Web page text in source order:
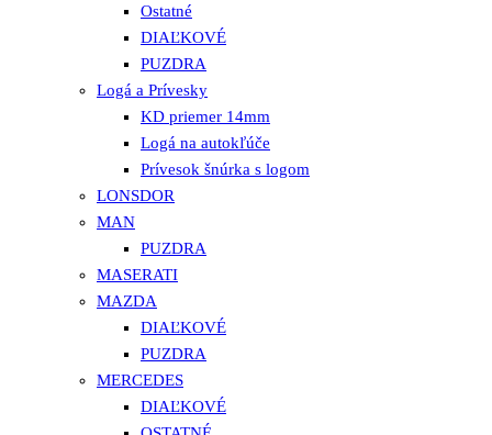
Ostatné
DIAĽKOVÉ
PUZDRA
Logá a Prívesky
KD priemer 14mm
Logá na autokľúče
Prívesok šnúrka s logom
LONSDOR
MAN
PUZDRA
MASERATI
MAZDA
DIAĽKOVÉ
PUZDRA
MERCEDES
DIAĽKOVÉ